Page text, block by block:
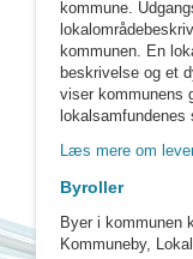
kommune.
kommunen. En
beskrivelse og et
viser kommunens
Læs mere om
Byroller
Byer i kommunen
Kommuneby,